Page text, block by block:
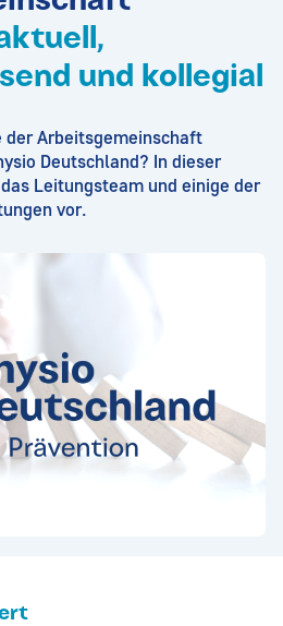
und kollegial
der Arbeitsgemeinschaft
Deutschland? In dieser
Leitungsteam und einige der
vor.